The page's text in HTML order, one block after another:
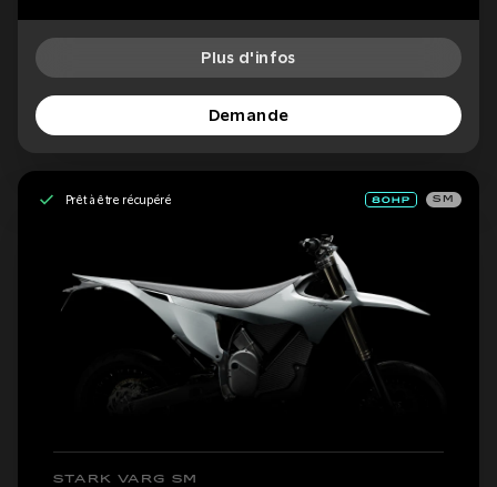
Plus d'infos
Demande
Prêt à être récupéré SM
STARK VARG SM